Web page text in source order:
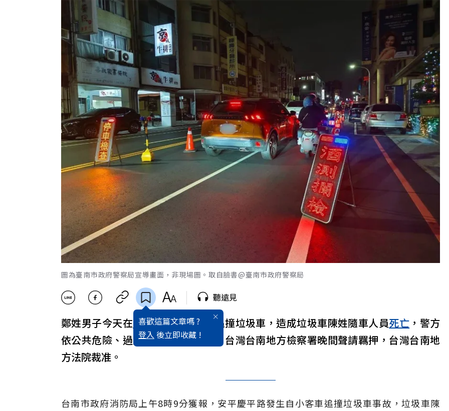
中央社 加入追蹤
圖為臺南市政府警察局宣導畫面，非現場圖。取自臉書@臺南市政府警察局
喜歡這篇文章嗎 ?
登入 後立即收藏 !
聽遠見
鄭姓男子今天在 台南市安平區酒駕追撞垃圾車，造成垃圾車陳姓隨車人員死亡 ，警方
依公共危險、過失致死等罪嫌送辦，台灣台南地方檢察署晚間聲請羈押，台灣台南地
方法院裁准。
台南市政府消防局上午8時9分獲報，安平慶平路發生自小客車追撞垃圾車事故，垃圾車陳